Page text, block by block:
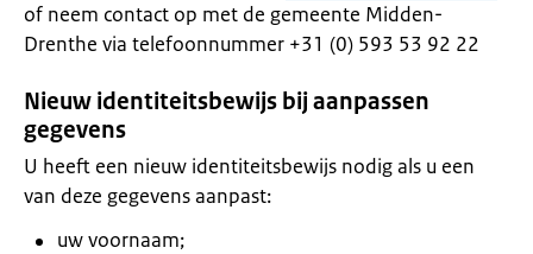
of neem contact op met de gemeente Midden-
Drenthe via telefoonnummer +31 (0) 593 53 92 22
Nieuw identiteitsbewijs bij aanpassen
gegevens
U heeft een nieuw identiteitsbewijs nodig als u een
van deze gegevens aanpast:
uw voornaam;